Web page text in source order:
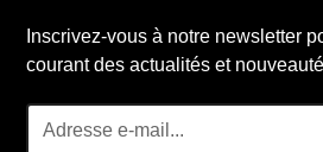
Inscrivez-vous à notre newsletter
courant des actualités et